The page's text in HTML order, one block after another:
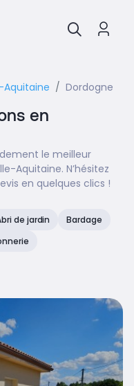
Aquitaine Dordogne
en
le meilleur
Aquitaine. N’hésitez
en quelques clics !
de jardin
Bardage